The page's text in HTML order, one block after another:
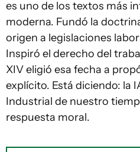
es uno de los textos más
moderna. Fundó la
origen a legislaciones
Inspiró el derecho del
XIV eligió esa fecha a
explícito. Está diciendo: la
Industrial de nuestro
respuesta moral.